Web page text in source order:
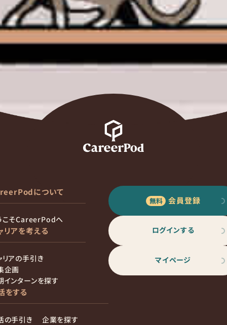
について
こそCareerPodへ
リアを考える
リアの手引き
企画
インターンを探す
をする
の手引き
企業を探す
会員登録
ログインする
マイページ